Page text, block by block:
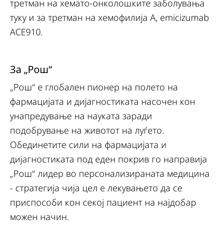
третман на хемато-онколошките заболувања
туку и за третман на хемофилија А, emicizumab
ACE910.
За „Рош“
„Рош“ е глобален пионер на полето на
фармацијата и дијагностиката насочен кон
унапредување на науката заради
подобрување на животот на луѓето.
Обединетите сили на фармацијата и
дијагностиката под еден покрив го направија
„Рош“ лидер во персонализираната медицина
- стратегија чија цел е лекувањето да се
приспособи кон секој пациент на најдобар
можен начин.